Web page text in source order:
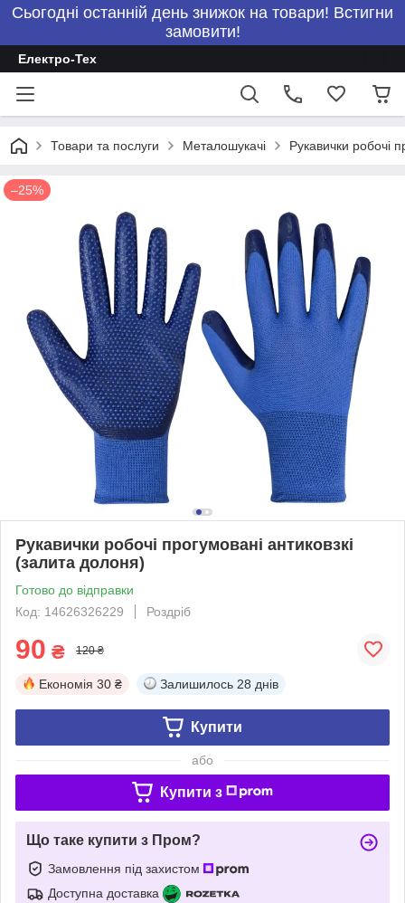
Сьогодні останній день знижок на товари! Встигни
замовити!
Електро-Тех
Товари та послуги Металошукачі Рукавички робочі
–25%
Рукавички робочі прогумовані антиковзкі
(залита долоня)
Готово до відправки
Код: 14626326229
Роздріб
90 ₴ 120 ₴
Економія 30 ₴ Залишилось 28 днів
Купити
або
Купити з
Що таке купити з Пром?
Замовлення під захистом
Доступна доставка